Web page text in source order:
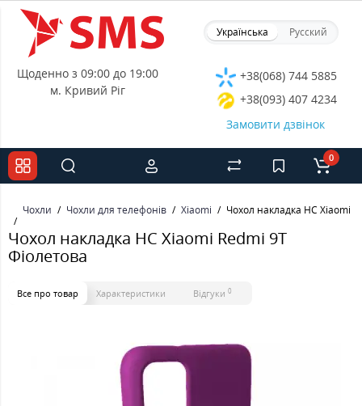
Українська Русский
Щоденно з 09:00 до 19:00
м. Кривий Ріг
+38(068) 744 5885
+38(093) 407 4234
Замовити дзвінок
0
Чохли Чохли для телефонів Xiaomi Чохол накладка HC Xiaomi
Чохол накладка HC Xiaomi Redmi 9T
Фіолетова
Все про товар Характеристики Відгуки 0